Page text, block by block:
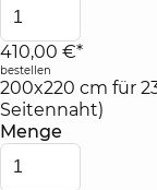
410,00 €*
bestellen
200x220 cm für
Seitennaht)
Menge